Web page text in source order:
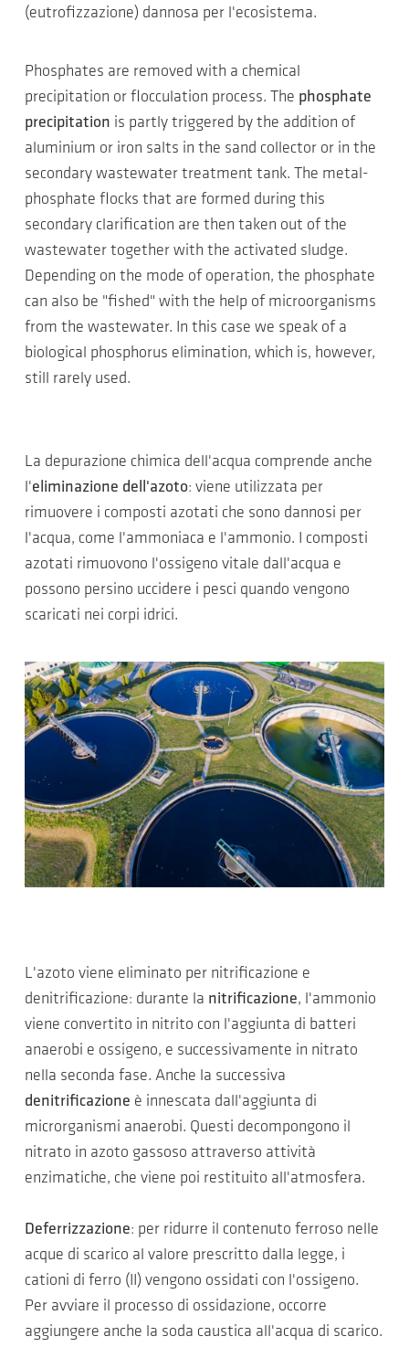
(eutrofizzazione) dannosa per l'ecosistema.
Phosphates are removed with a chemical
precipitation or flocculation process. The phosphate
precipitation is partly triggered by the addition of
aluminium or iron salts in the sand collector or in the
secondary wastewater treatment tank. The metal-
phosphate flocks that are formed during this
secondary clarification are then taken out of the
wastewater together with the activated sludge.
Depending on the mode of operation, the phosphate
can also be "fished" with the help of microorganisms
from the wastewater. In this case we speak of a
biological phosphorus elimination, which is, however,
still rarely used.
La depurazione chimica dell'acqua comprende anche
l'eliminazione dell'azoto: viene utilizzata per
rimuovere i composti azotati che sono dannosi per
l'acqua, come l'ammoniaca e l'ammonio. I composti
azotati rimuovono l'ossigeno vitale dall'acqua e
possono persino uccidere i pesci quando vengono
scaricati nei corpi idrici.
L'azoto viene eliminato per nitrificazione e
denitrificazione: durante la nitrificazione, l'ammonio
viene convertito in nitrito con l'aggiunta di batteri
anaerobi e ossigeno, e successivamente in nitrato
nella seconda fase. Anche la successiva
denitrificazione è innescata dall'aggiunta di
microrganismi anaerobi. Questi decompongono il
nitrato in azoto gassoso attraverso attività
enzimatiche, che viene poi restituito all'atmosfera.
Deferrizzazione: per ridurre il contenuto ferroso nelle
acque di scarico al valore prescritto dalla legge, i
cationi di ferro (II) vengono ossidati con l'ossigeno.
Per avviare il processo di ossidazione, occorre
aggiungere anche la soda caustica all'acqua di scarico.